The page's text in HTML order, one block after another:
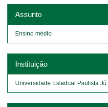
Assunto
Ensino médio
Instituição
Universidade Estadual Paulista Jú...